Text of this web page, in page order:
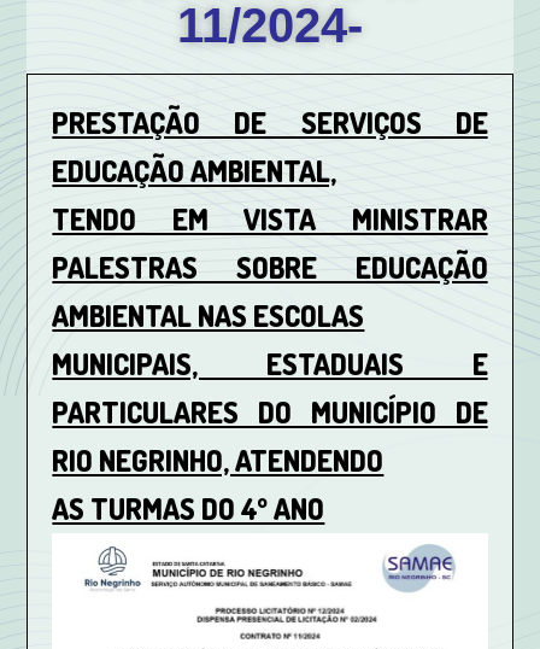
11/2024-
PRESTAÇÃO DE SERVIÇOS DE
EDUCAÇÃO AMBIENTAL,
TENDO EM VISTA MINISTRAR
PALESTRAS SOBRE EDUCAÇÃO
AMBIENTAL NAS ESCOLAS
MUNICIPAIS, ESTADUAIS E
PARTICULARES DO MUNICÍPIO DE
RIO NEGRINHO, ATENDENDO
AS TURMAS DO 4º ANO